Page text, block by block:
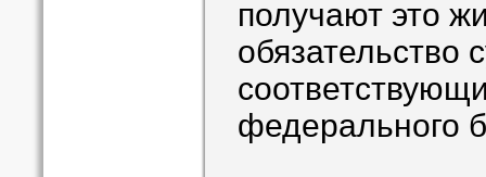
получают это
обязательство
федерального